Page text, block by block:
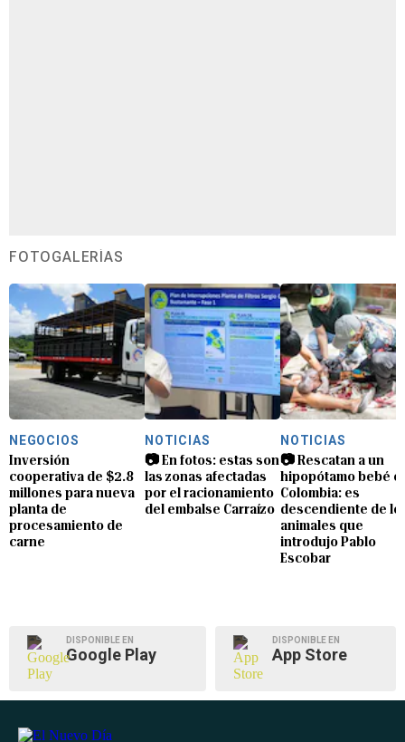
FOTOGALERÍAS
NEGOCIOS
Inversión
cooperativa de $2.8
millones para nueva
planta de
procesamiento de
carne
NOTICIAS
📷 En fotos: estas son
las zonas afectadas
por el racionamiento
del embalse Carraízo
NOTICIAS
📷 Rescatan a un
hipopótamo bebé
Colombia: es
descendiente de
animales que
introdujo Pablo
Escobar
DISPONIBLE EN
Google Play
DISPONIBLE EN
App Store